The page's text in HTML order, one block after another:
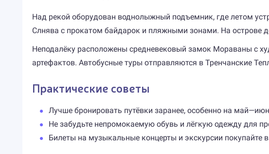
Над рекой оборудован воднолыжный подъемник, где летом
Слнява с прокатом байдарок и пляжными зонами. На острове
Неподалёку расположены средневековый замок Мораваны с
артефактов. Автобусные туры отправляются в Тренчанские
Практические советы
Лучше бронировать путёвки заранее, особенно на
Не забудьте непромокаемую обувь и лёгкую одежду для
Билеты на музыкальные концерты и экскурсии покупайте